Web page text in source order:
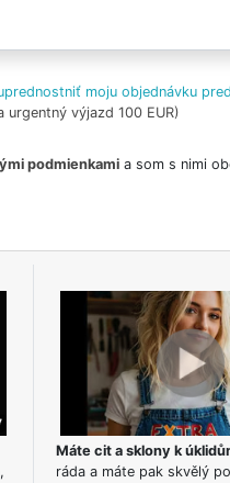
moju objednávku
urgentný výjazd 100 EUR)
podmienkamia som s nimi
Máte cit a sklony k
ráda a máte pak skvělý